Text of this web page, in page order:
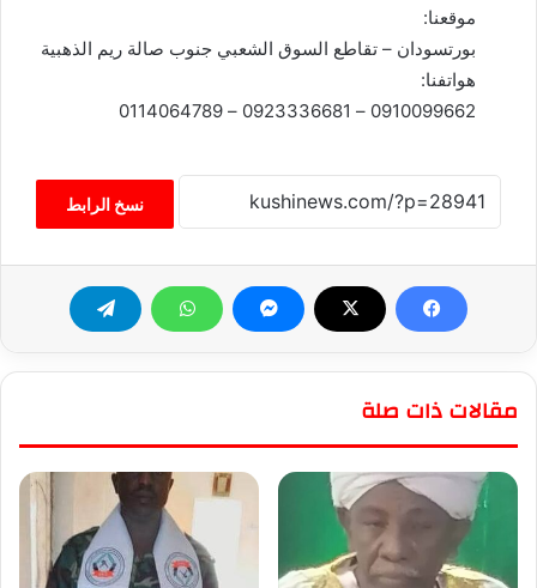
موقعنا:
بورتسودان – تقاطع السوق الشعبي جنوب صالة ريم الذهبية
هواتفنا:
0910099662 – 0923336681 – 0114064789
نسخ الرابط
مقالات ذات صلة